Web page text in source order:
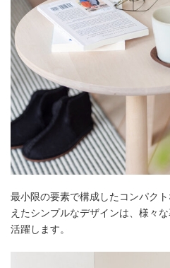
最小限の要素で構成したコンパク
えたシンプルなデザインは、様々
活躍します。